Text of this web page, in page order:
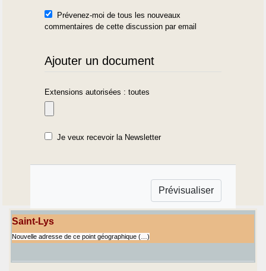
Prévenez-moi de tous les nouveaux
commentaires de cette discussion par email
Ajouter un document
Extensions autorisées : toutes
Je veux recevoir la Newsletter
Saint-Lys
Nouvelle adresse de ce point géographique (…)